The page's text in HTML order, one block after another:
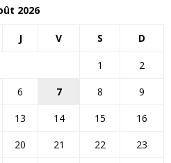
2026
J V S D
1
2
6 7 8
9
13 14 15
16
20 21 22
23